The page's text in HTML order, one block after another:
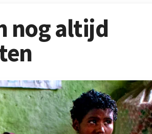
nog altijd